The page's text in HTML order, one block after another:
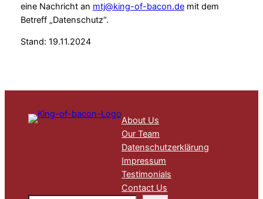
eine Nachricht an mtj@king-of-bacon.demit dem
Betreff „Datenschutz“.
Stand: 19.11.2024
About Us
Our Team
Datenschutzerklärung
Impressum
Testimonials
Contact Us